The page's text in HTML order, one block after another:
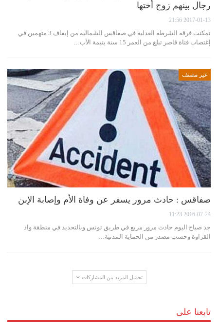
رجال بينهم زوج أختها
2017-01-13 21:56
تمكنت فرقة الشرطة العدلية في صفاقس الشمالية من إيقاف 3 متهمين في
إغتصاب فتاة قاصر تبلغ من العمر 15 سنة يتيمة الأب…
غير مصنف
صفاقس : حادث مرور يسفر عن وفاة الأم وإصابة الإبن
2016-07-24 11:23
جد صباح اليوم حادث مرور مريع في طريق تونس وبالتحديد في منطقة واد
القراوة وحسب مصدر من الحماية المدنية…
تحميل المزيد من المشاركات
تابعنا على